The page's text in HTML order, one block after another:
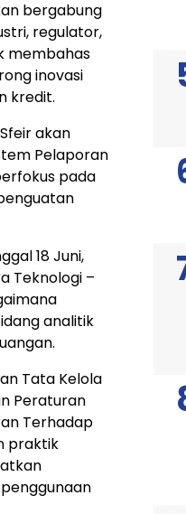
bergabung
regulator,
membahas
inovasi
kredit.
akan
Pelaporan
pada
18 Juni,
Teknologi –
analitik
Tata Kelola
Peraturan
Terhadap
praktik